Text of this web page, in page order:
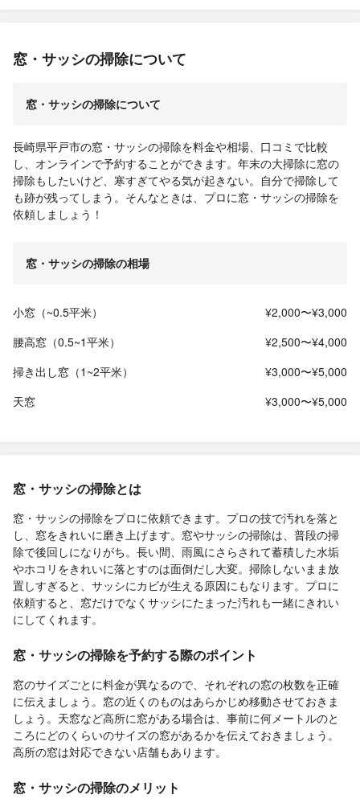
窓・サッシの掃除について
窓・サッシの掃除について
長崎県平戸市の窓・サッシの掃除を料金や相場、口コミで比較
し、オンラインで予約することができます。年末の大掃除に窓の
掃除もしたいけど、寒すぎてやる気が起きない。自分で掃除して
も跡が残ってしまう。そんなときは、プロに窓・サッシの掃除を
依頼しましょう！
窓・サッシの掃除の相場
小窓（~0.5平米）
¥2,000〜¥3,000
腰高窓（0.5~1平米）
¥2,500〜¥4,000
掃き出し窓（1~2平米）
¥3,000〜¥5,000
天窓
¥3,000〜¥5,000
窓・サッシの掃除とは
窓・サッシの掃除をプロに依頼できます。プロの技で汚れを落と
し、窓をきれいに磨き上げます。窓やサッシの掃除は、普段の掃
除で後回しになりがち。長い間、雨風にさらされて蓄積した水垢
やホコリをきれいに落とすのは面倒だし大変。掃除しないまま放
置しすぎると、サッシにカビが生える原因にもなります。プロに
依頼すると、窓だけでなくサッシにたまった汚れも一緒にきれい
にしてくれます。
窓・サッシの掃除を予約する際のポイント
窓のサイズごとに料金が異なるので、それぞれの窓の枚数を正確
に伝えましょう。窓の近くのものはあらかじめ移動させておきま
しょう。天窓など高所に窓がある場合は、事前に何メートルのと
ころにどのくらいのサイズの窓があるかを伝えておきましょう。
高所の窓は対応できない店舗もあります。
窓・サッシの掃除のメリット